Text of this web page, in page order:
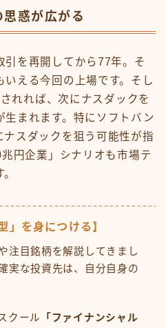
思惑が広がる
引を再開してから77年。そ
える今回の上場です。そし
れれば、次にナスダックを
生まれます。特にソフトバン
スダックを狙う可能性が指
円企業」シナリオも市場テ
」を身につける】
注目銘柄を解説してきまし
実な投資先は、自分自身の
クール
「ファイナンシャル